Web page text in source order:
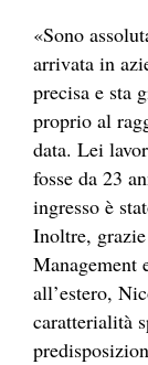
«Sono
arrivata in
precisa e sta
proprio al
data. Lei
fosse da 23
ingresso è
Inoltre,
Management
all’estero,
caratterialità